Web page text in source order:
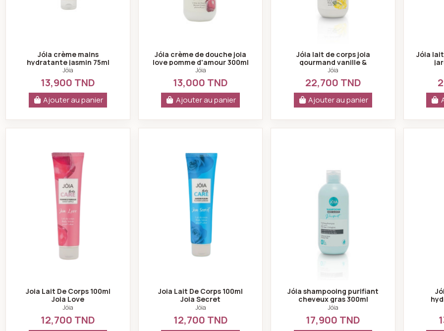
Jóia crème mains
hydratante jasmin 75ml
Jóia
13,900 TND
Ajouter au panier
Jóia crème de douche joia
love pomme d'amour 300ml
Jóia
13,000 TND
Ajouter au panier
Jóia lait de corps joia
gourmand vanille &
marshmallow 300ml
Jóia
22,700 TND
Ajouter au panier
Jóia
Joia Lait De Corps 100ml
Joia Love
Jóia
12,700 TND
Joia Lait De Corps 100ml
Joia Secret
Jóia
12,700 TND
Jóia shampooing purifiant
cheveux gras 300ml
Jóia
17,900 TND